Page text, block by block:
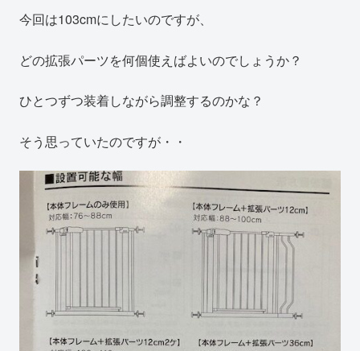
今回は103cmにしたいのですが、
どの拡張パーツを何個使えばよいのでしょうか？
ひとつずつ装着しながら調整するのかな？
そう思っていたのですが・・